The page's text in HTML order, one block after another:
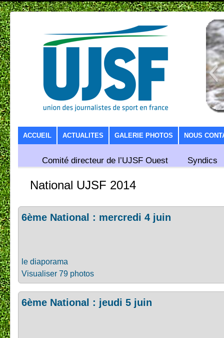
SKIP TO CONTENT
ACCUEIL ACTUALITES GALERIE PHOTOS NOUS
Comité directeur de l’UJSF Ouest Syndics
National UJSF 2014
6ème National : mercredi 4 juin
le diaporama
Visualiser 79 photos
6ème National : jeudi 5 juin